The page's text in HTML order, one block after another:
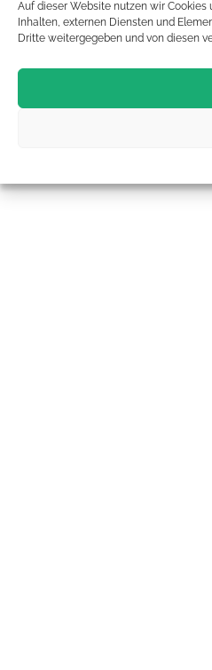
Auf dieser Website nutzen wir
Inhalten, externen Diensten und
Dritte weitergegeben und von diesen